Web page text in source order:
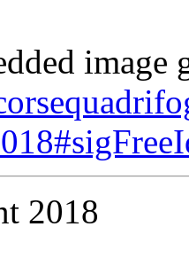
image
2018